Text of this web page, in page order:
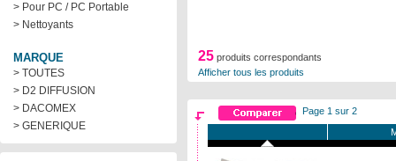
> Pour PC / PC Portable
> Nettoyants
MARQUE
> TOUTES
> D2 DIFFUSION
> DACOMEX
> GENERIQUE
25 produits correspondants
Afficher tous les produits
Page 1 sur 2